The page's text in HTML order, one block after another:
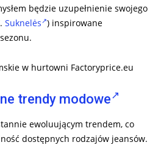
będzie uzupełnienie swojego
Suknelės ) inspirowane
w hurtowni Factoryprice.eu
trendy modowe
ewoluującym trendem, co
dostępnych rodzajów jeansów.